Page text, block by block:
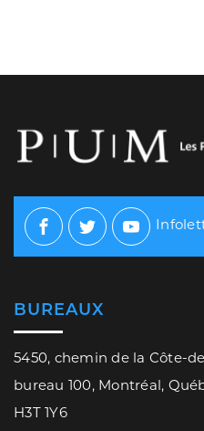
Facebook
TwitterYoutube
BUREAUX
5450, chemin de la Côte-
bureau 100, Montréal,
H3T 1Y6